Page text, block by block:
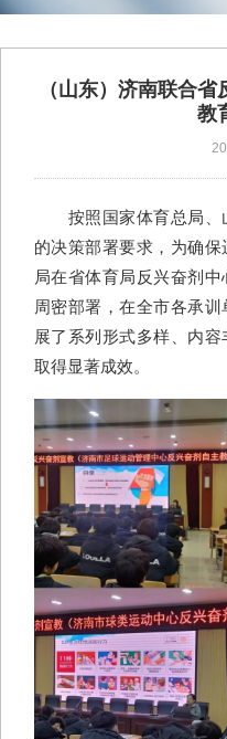
（山东）济南联合
教
按照国家体育总局
的决策部署要求，为确
局在省体育局反兴奋剂中
周密部署，在全市各承
展了系列形式多样、内容
取得显著成效。